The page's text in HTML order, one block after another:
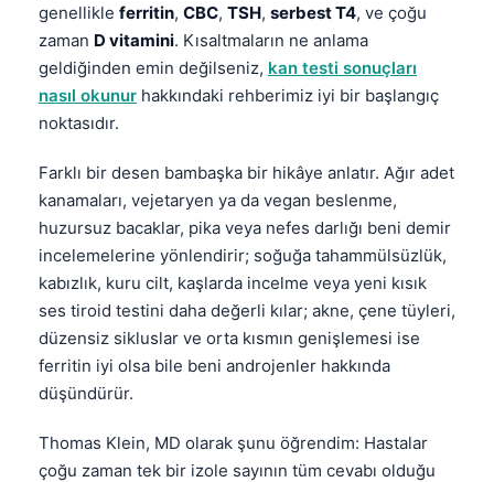
genellikle ferritin, CBC, TSH, serbest T4, ve çoğu
zaman D vitamini. Kısaltmaların ne anlama
geldiğinden emin değilseniz, kan testi sonuçları
nasıl okunur hakkındaki rehberimiz iyi bir başlangıç
noktasıdır.
Farklı bir desen bambaşka bir hikâye anlatır. Ağır adet
kanamaları, vejetaryen ya da vegan beslenme,
huzursuz bacaklar, pika veya nefes darlığı beni demir
incelemelerine yönlendirir; soğuğa tahammülsüzlük,
kabızlık, kuru cilt, kaşlarda incelme veya yeni kısık
ses tiroid testini daha değerli kılar; akne, çene tüyleri,
düzensiz sikluslar ve orta kısmın genişlemesi ise
ferritin iyi olsa bile beni androjenler hakkında
düşündürür.
Thomas Klein, MD olarak şunu öğrendim: Hastalar
çoğu zaman tek bir izole sayının tüm cevabı olduğu